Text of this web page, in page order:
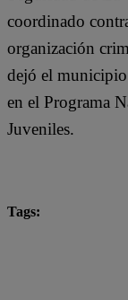
coordinado
organización
dejó el
en el Programa
Juveniles.
Tags: